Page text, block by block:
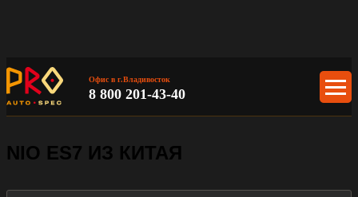
Офис в г.Владивосток
8 800 201-43-40
NIO ES7 ИЗ КИТАЯ